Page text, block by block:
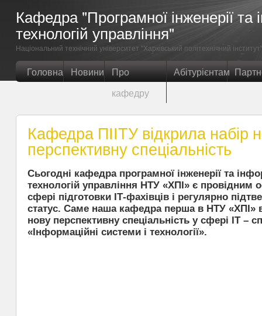
Кафедра "Програмної інженерії та
технологій управління"
Нацiональний технiчний унiверситет "Харкiвський полiтехнiчний iнститут"
Головна Новини Про
кафедру
Абітурієнтам
Кафедра ПІІТУ відкрила набір
перспективну спеціальність
Сьогодні кафедра програмної інженерії та
технологій управління НТУ «ХПІ» є провідним
сфері підготовки ІТ-фахівців і регулярно
статус. Саме наша кафедра перша в НТУ «ХПІ»
нову перспективну спеціальність у сфері ІТ –
«Інформаційні системи і технології».